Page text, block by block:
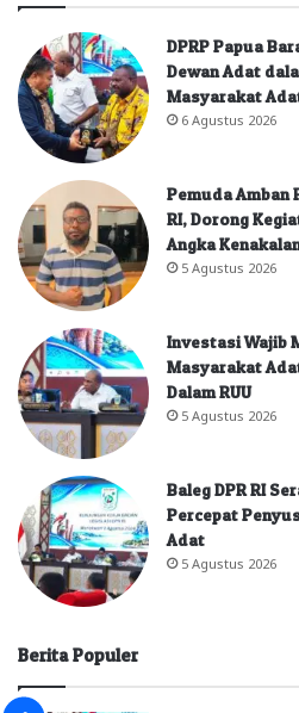
DPRP Papua
Dewan Adat
Masyarakat
6 Agustus 2026
Pemuda Amban
RI, Dorong
Angka
5 Agustus 2026
Investasi Wajib
Masyarakat
Dalam RUU
5 Agustus 2026
Baleg DPR RI
Percepat
Adat
5 Agustus 2026
Berita Populer